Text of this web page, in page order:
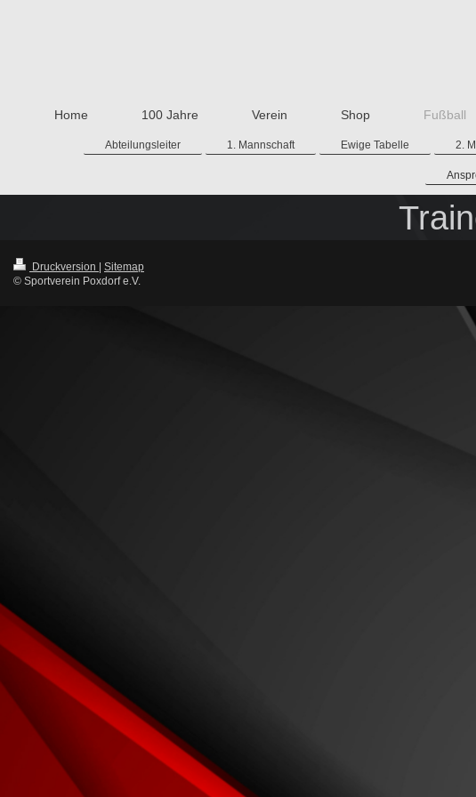
Home 100 Jahre Verein Shop Fußball
Abteilungsleiter 1. Mannschaft Ewige Tabelle 2.
Druckversion
Sitemap
© Sportverein Poxdorf e.V.